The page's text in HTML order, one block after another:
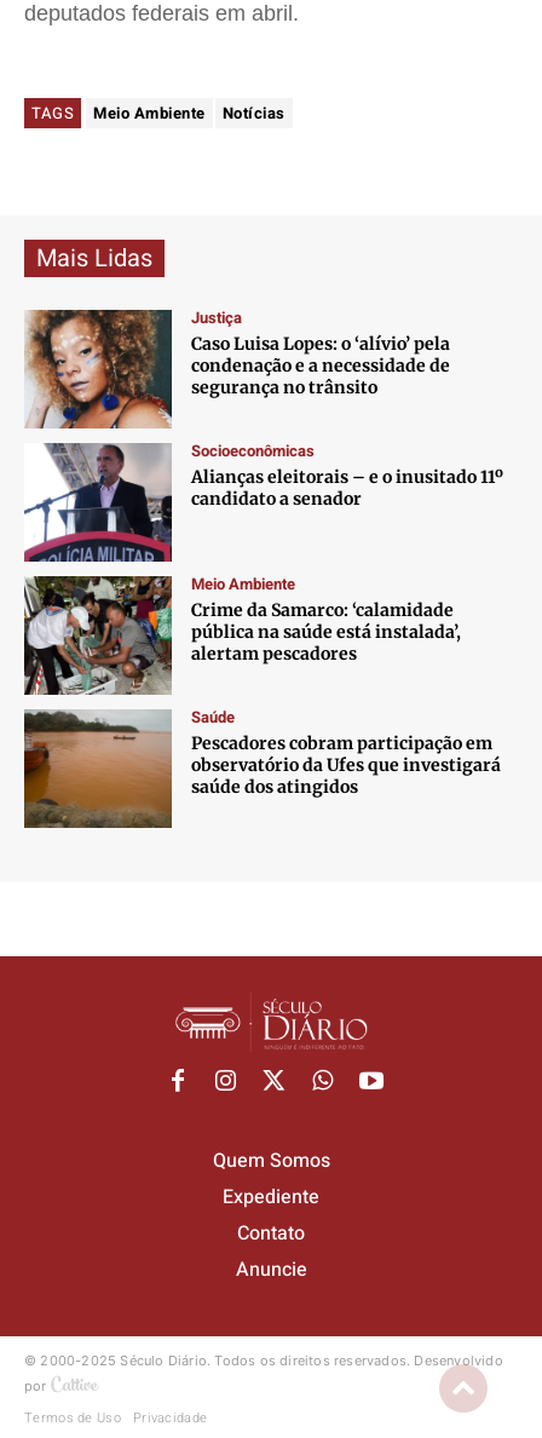
deputados federais em abril.
TAGS Meio Ambiente Notícias
Mais Lidas
Justiça
Caso Luisa Lopes: o ‘alívio’ pela
condenação e a necessidade de
segurança no trânsito
Socioeconômicas
Alianças eleitorais – e o inusitado 11º
candidato a senador
Meio Ambiente
Crime da Samarco: ‘calamidade
pública na saúde está instalada’,
alertam pescadores
Saúde
Pescadores cobram participação em
observatório da Ufes que investigará
saúde dos atingidos
Quem Somos
Expediente
Contato
Anuncie
© 2000-2025 Século Diário.Todos os direitos reservados. Desenvolvido
por
Termos de Uso Privacidade